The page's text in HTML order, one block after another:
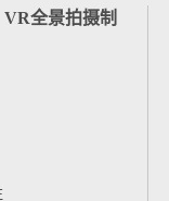
全景拍摄制